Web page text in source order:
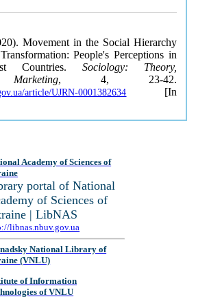
Movement in the Social Hierarchy
People's Perceptions in
Countries. Sociology: Theory,
, 4, 23-42.
article/UJRN-0001382634 [In
Academy of Sciences of
portal of National
of Sciences of
| LibNAS
libnas.nbuv.gov.ua
National Library of
(VNLU)
of Information
of VNLU